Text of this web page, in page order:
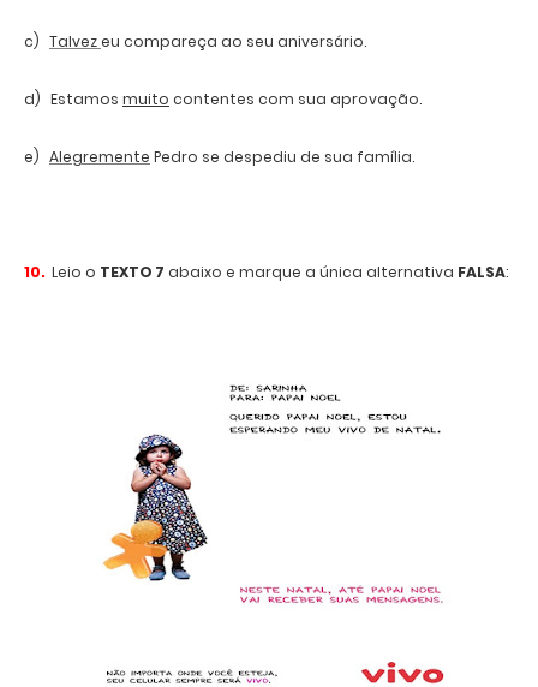
c) Talvezeu compareça ao seu aniversário.
d) Estamos muito contentes com sua aprovação.
e) Alegremente Pedro se despediu de sua família.
10. Leio o TEXTO 7 abaixo e marque a única alternativa FALSA: